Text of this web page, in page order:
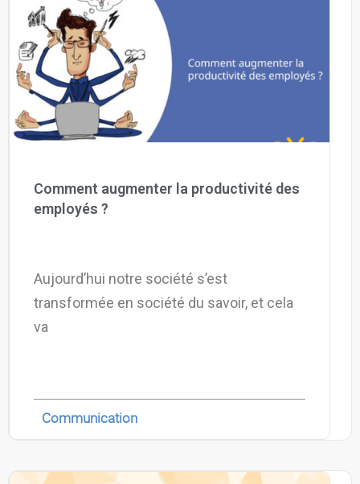
Comment augmenter la productivité des
employés ?
Aujourd’hui notre société s’est
transformée en société du savoir, et cela
va
Communication